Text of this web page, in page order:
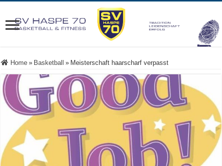
Home » Basketball » Meisterschaft haarscharf verpasst